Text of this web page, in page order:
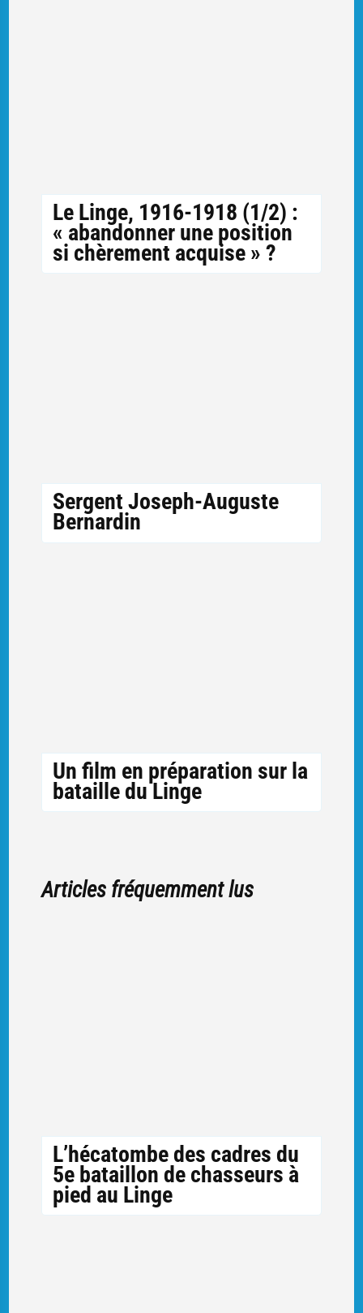
Le Linge, 1916-1918 (1/2) :
« abandonner une position
si chèrement acquise » ?
Sergent Joseph-Auguste
Bernardin
Un film en préparation sur la
bataille du Linge
Articles fréquemment lus
L’hécatombe des cadres du
5e bataillon de chasseurs à
pied au Linge